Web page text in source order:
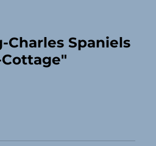
Charles Spaniels